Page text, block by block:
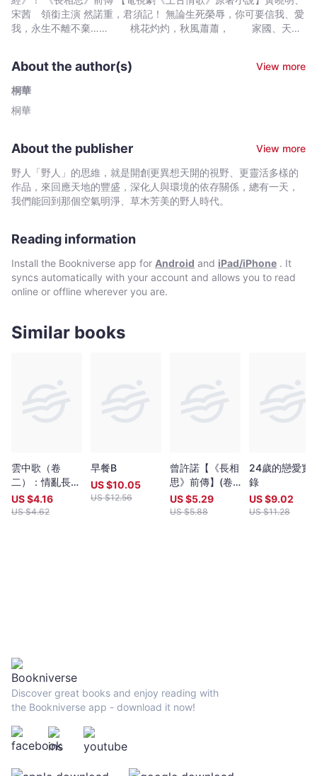
寄
〔二
桐
華
-
宋茜 領銜主演 然諾重，君須記！ 無論生死榮辱，你可要信我、愛
我，永生不離不棄…… 桃花灼灼，秋風蕭蕭， 家國、天
女。 從小便與高辛王子訂親的她， 偏偏遇上了狡黠卻熱情
的神農戰神， 就此丟了心，動了情， 在桃花爛漫時，許下
年年相約四月初八的誓言…… 誰知炎帝驟逝，祝融、共工
和后土無不覬覦帝位； 高辛、軒轅亦藉著聯姻結盟，蠢蠢欲
人之間，也注定了千年的夾纏糾葛。 是該狠心了斷，還是痴纏
一世？ 原來，愛比恨更難、更苦……
About the author(s)
View more
桐華
桐華
About the publisher
View more
野人「野人」的思維，就是開創更異想天開的視野、更靈活多樣的
作品，來回應天地的豐盛，深化人與環境的依存關係，總有一天，
我們能回到那個空氣明淨、草木芳美的野人時代。
Reading information
Install the Bookniverse app for Android and iPad/iPhone . It
syncs automatically with your account and allows you to read
online or offline wherever you are.
Similar books
雲中歌（卷
二）：情亂長安
城
US $4.16
US $4.62
早餐B
US $10.05
US $12.56
曾許諾【《長相
思》前傳】(卷
一)：桃花下，
許今生〔二版〕
US $5.29
US $5.88
24歲的戀愛實
錄
US $9.02
US $11.28
Discover great books and enjoy reading with
the Bookniverse app - download it now!